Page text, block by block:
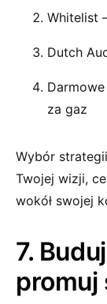
Whitelist
Dutch
za gaz
Wybór
Twojej wizji,
wokół swojej
7.
promuj